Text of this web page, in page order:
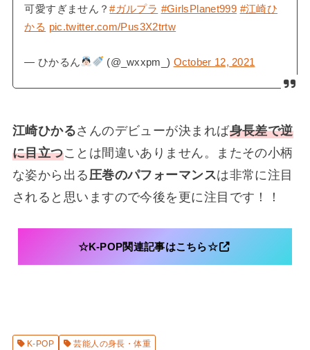
可愛すぎません？#ガルプラ #GirlsPlanet999 #江崎ひ
かる pic.twitter.com/Pus3X2trtw
— ひかるん (@_wxxpm_) October 12, 2021
江崎ひかるさんのデビューが決まれば身長差で逆
に目立つことは間違いありません。またその小柄
な姿から出る 圧巻のパフォーマンスは非常に注目
されると思いますので今後を更に注目です！！
☆K-POP関連記事はこちら☆
K-POP 芸能人の身長・体重